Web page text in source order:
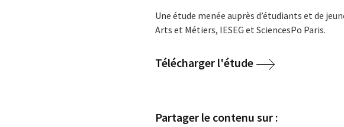
Une étude menée auprès d’étudiants et de
Arts et Métiers, IESEG et SciencesPo Paris.
Télécharger l'étude
Partager le contenu sur :